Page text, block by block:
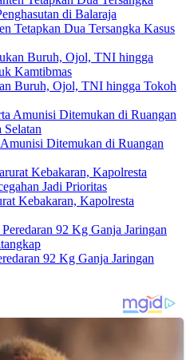
Tetapkan Dua Tersangka Kasus
Buruh, Ojol, TNI hingga Tokoh
Ditemukan di Ruangan
Kebakaran, Kapolresta
92 Kg Ganja Jaringan